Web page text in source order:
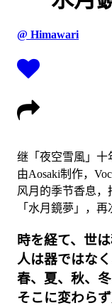
@ Himawari
继「夜空雪風」十
由Aosaki制作，
风月的季节香息，
「水月鏡夢」，再
時を経て、世は
人は器ではな
春、夏、秋、冬
そこに変わら